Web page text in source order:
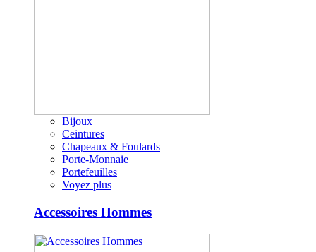
Bijoux
Ceintures
Chapeaux & Foulards
Porte-Monnaie
Portefeuilles
Voyez plus
Accessoires Hommes